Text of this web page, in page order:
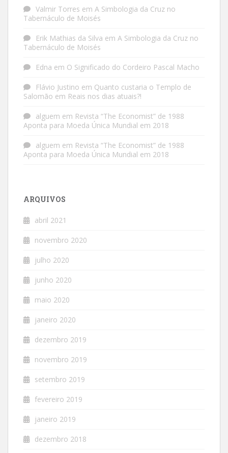
Valmir Torres em A Simbologia da Cruz no
Tabernáculo de Moisés
Erik Mathias da Silva em A Simbologia da Cruz no
Tabernáculo de Moisés
Edna em O Significado do Cordeiro Pascal Macho
Flávio Justino em Quanto custaria o Templo de
Salomão em Reais nos dias atuais?!
alguem em Revista “The Economist” de 1988
Aponta para Moeda Única Mundial em 2018
alguem em Revista “The Economist” de 1988
Aponta para Moeda Única Mundial em 2018
ARQUIVOS
abril 2021
novembro 2020
julho 2020
junho 2020
maio 2020
janeiro 2020
dezembro 2019
novembro 2019
setembro 2019
fevereiro 2019
janeiro 2019
dezembro 2018